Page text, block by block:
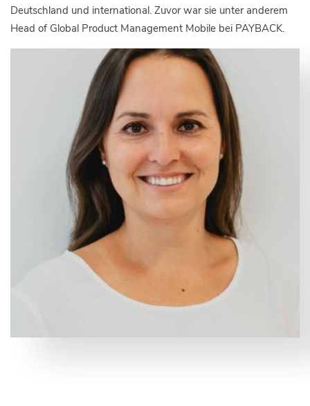
Deutschland und international. Zuvor war sie unter anderem
Head of Global Product Management Mobile bei PAYBACK.